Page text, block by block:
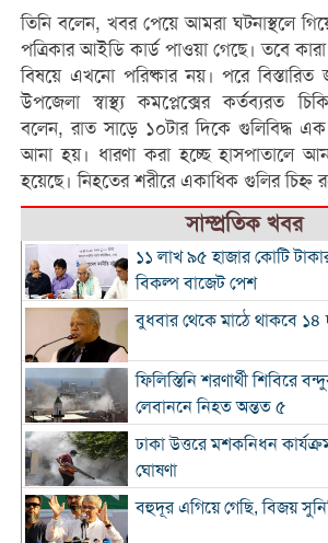
তিনি বলেন, খবর পেয়ে আমরা ঘটনাস্থলে
পত্রিকার আইডি কার্ড পাওয়া গেছে। তবে
বিষয়ে এখনো পরিষ্কার নয়। পরে বিস্তারিত
উপজেলা স্বাস্থ্য কমপ্লেক্সের কর্তব্যরত
বলেন, রাত সাড়ে ১০টার দিকে গুলিবিদ্ধ
আনা হয়। ধারণা করা হচ্ছে হাসপাতালে
হয়েছে। নিহতের শরীরে একাধিক গুলির চিহ্ন
সাম্প্রতিক খবর
১১ লাখ ৯৫ হাজার কোটি
বিকল্প বাজেট পেশ
বুধবার থেকে মাঠে থাকবে
ফিলিস্তিনি শরণার্থী শিবিরে
লেবাননে নিহত অন্তত ৫
ঢাকা উত্তরে মশকনিধন
ঘোষণা
বহুদূর এগিয়ে গেছি, বিজয়